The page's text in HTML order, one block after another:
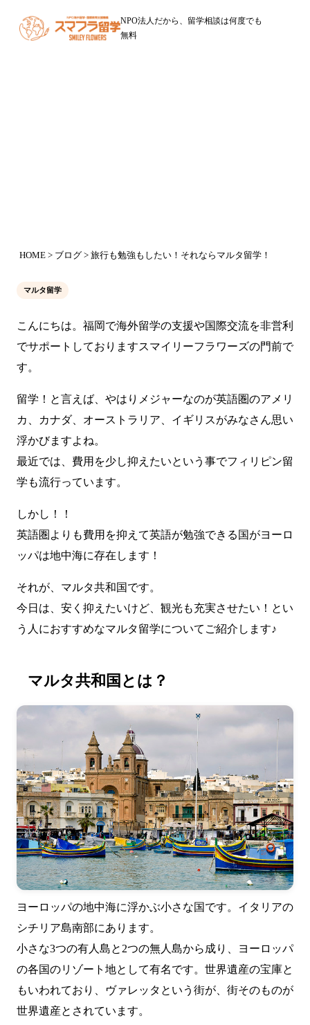
NPO法人だから、留学相談は何度でも
無料
HOME > ブログ > 旅行も勉強もしたい！それならマルタ留学！
マルタ留学
こんにちは。福岡で海外留学の支援や国際交流を非営利
でサポートしておりますスマイリーフラワーズの門前で
す。
留学！と言えば、やはりメジャーなのが英語圏のアメリ
カ、カナダ、オーストラリア、イギリスがみなさん思い
浮かびますよね。
最近では、費用を少し抑えたいという事でフィリピン留
学も流行っています。
しかし！！
英語圏よりも費用を抑えて英語が勉強できる国がヨーロ
ッパは地中海に存在します！
それが、マルタ共和国です。
今日は、安く抑えたいけど、観光も充実させたい！とい
う人におすすめなマルタ留学についてご紹介します♪
マルタ共和国とは？
ヨーロッパの地中海に浮かぶ小さな国です。イタリアの
シチリア島南部にあります。
小さな3つの有人島と2つの無人島から成り、ヨーロッパ
の各国のリゾート地として有名です。世界遺産の宝庫と
もいわれており、ヴァレッタという街が、街そのものが
世界遺産とされています。